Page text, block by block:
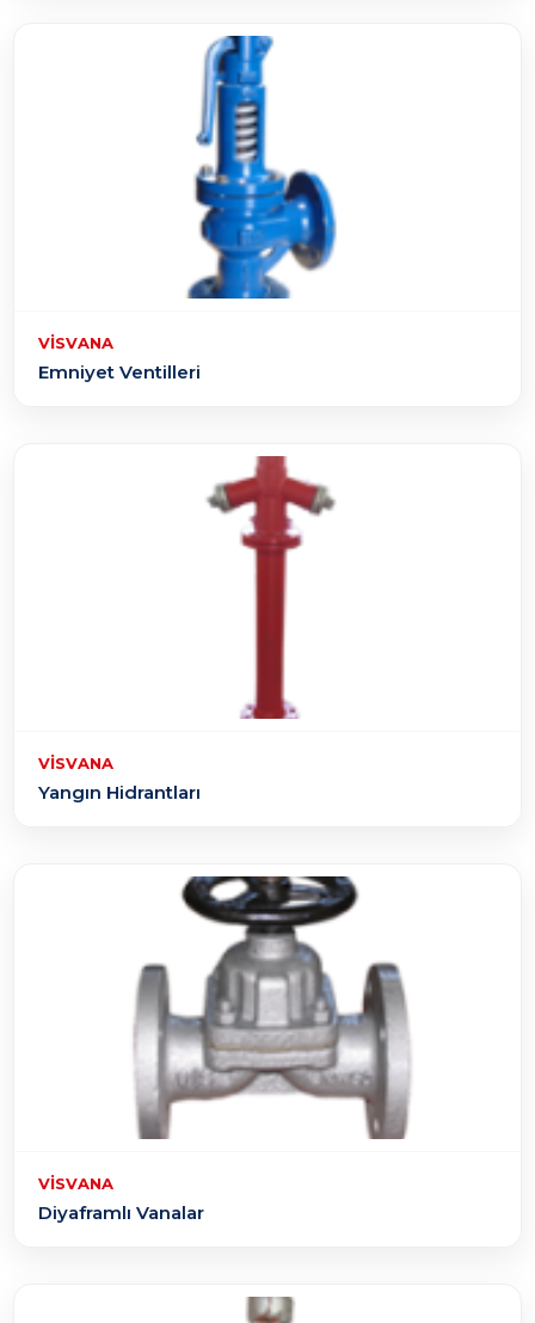
VISVANA
Emniyet Ventilleri
VISVANA
Yangın Hidrantları
VISVANA
Diyaframlı Vanalar